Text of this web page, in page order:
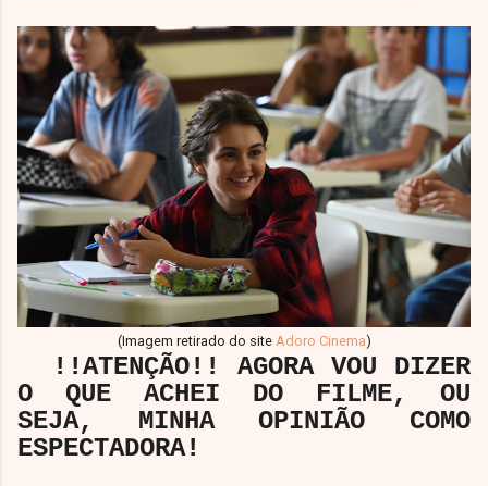
(Imagem retirado do site Adoro Cinema)
!!ATENÇÃO!! AGORA VOU DIZER
O QUE ACHEI DO FILME, OU
SEJA, MINHA OPINIÃO COMO
ESPECTADORA!